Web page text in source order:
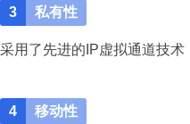
3 私有性
采用了先进的IP虚拟通道技术
4 移动性